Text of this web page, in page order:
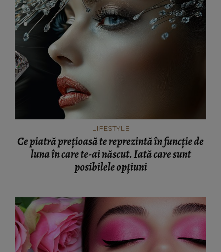
LIFESTYLE
Ce piatră prețioasă te reprezintă în funcție de
luna în care te-ai născut. Iată care sunt
posibilele opțiuni